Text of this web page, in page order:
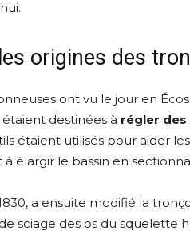
origines des
ont vu le jour en
étaient destinées à régler
étaient utilisés pour aider
élargir le bassin en
a ensuite modifié la
sciage des os du squelette